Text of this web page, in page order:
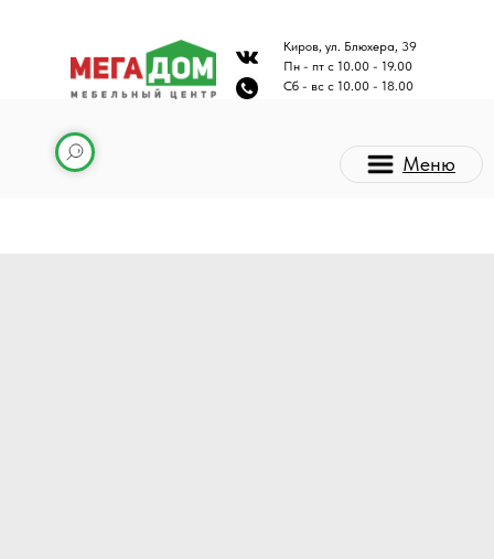
Киров, ул. Блюхера, 39
Пн - пт с 10.00 - 19.00
Сб - вс с 10.00 - 18.00
Меню